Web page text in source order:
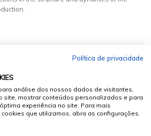
Política de privacidade
análise dos nossos dados de visitantes,
site, mostrar conteúdos personalizados e para
experiência no site. Para mais
que utilizamos, abra as configurações.